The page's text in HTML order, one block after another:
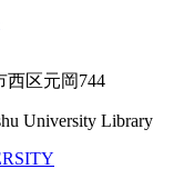
西区元岡744
University Library